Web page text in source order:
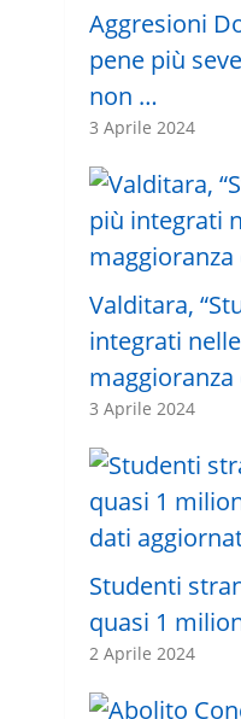
Aggresioni
pene più
non …
3 Aprile 2024
Valditara,
integrati
maggioranza
3 Aprile 2024
Studenti
quasi 1
2 Aprile 2024